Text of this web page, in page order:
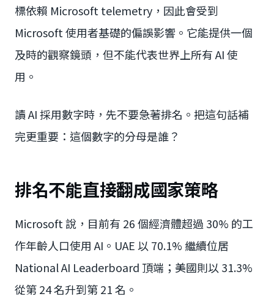
標依賴 Microsoft telemetry，因此會受到
Microsoft 使用者基礎的偏誤影響。它能提供一個
及時的觀察鏡頭，但不能代表世界上所有 AI 使
用。
讀 AI 採用數字時，先不要急著排名。把這句話補
完更重要：這個數字的分母是誰？
排名不能直接翻成國家策略
Microsoft 說，目前有 26 個經濟體超過 30% 的工
作年齡人口使用 AI。UAE 以 70.1% 繼續位居
National AI Leaderboard 頂端；美國則以 31.3%
從第 24 名升到第 21 名。